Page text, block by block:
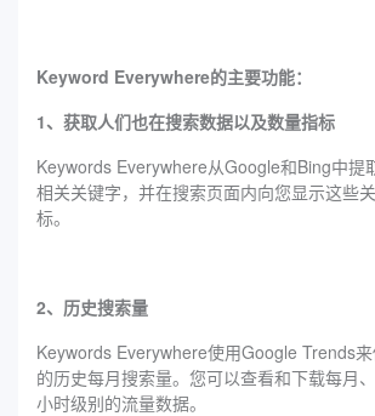
Keyword Everywhere的主要功能：
1、获取人们也在搜索数据以及数量指标
Keywords Everywhere从Google和Bing中提
相关关键字，并在搜索页面内向您显示这些
标。
2、历史搜索量
Keywords Everywhere使用Google Trends
的历史每月搜索量。您可以查看和下载每月
小时级别的流量数据。